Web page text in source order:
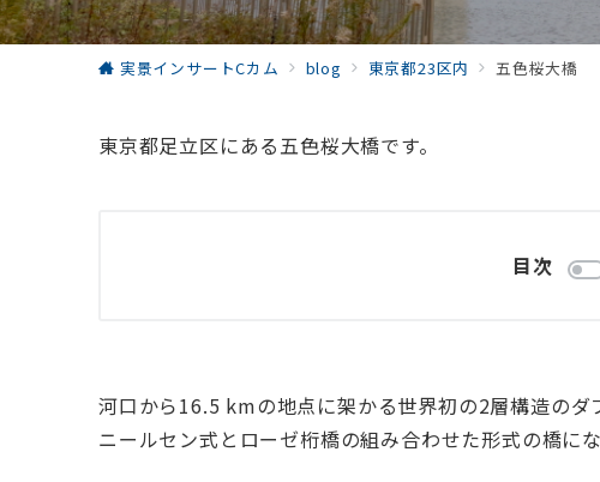
実景インサートCカム blog 東京都23区内 五色桜大橋
東京都足立区にある五色桜大橋です。
目次
河口から16.5 kmの地点に架かる世界初の2層構造のダ
ニールセン式とローゼ桁橋の組み合わせた形式の橋にな